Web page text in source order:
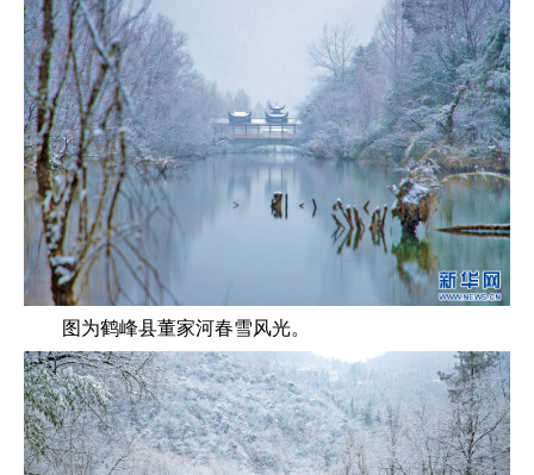
图为鹤峰县董家河春雪风光。